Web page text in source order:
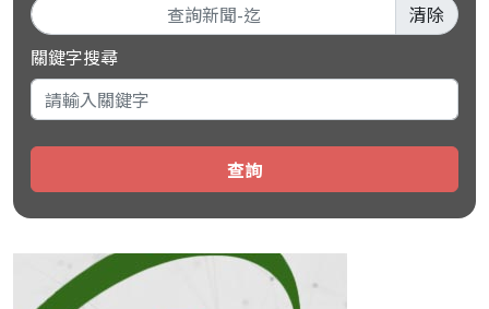
清除
關鍵字搜尋
查詢